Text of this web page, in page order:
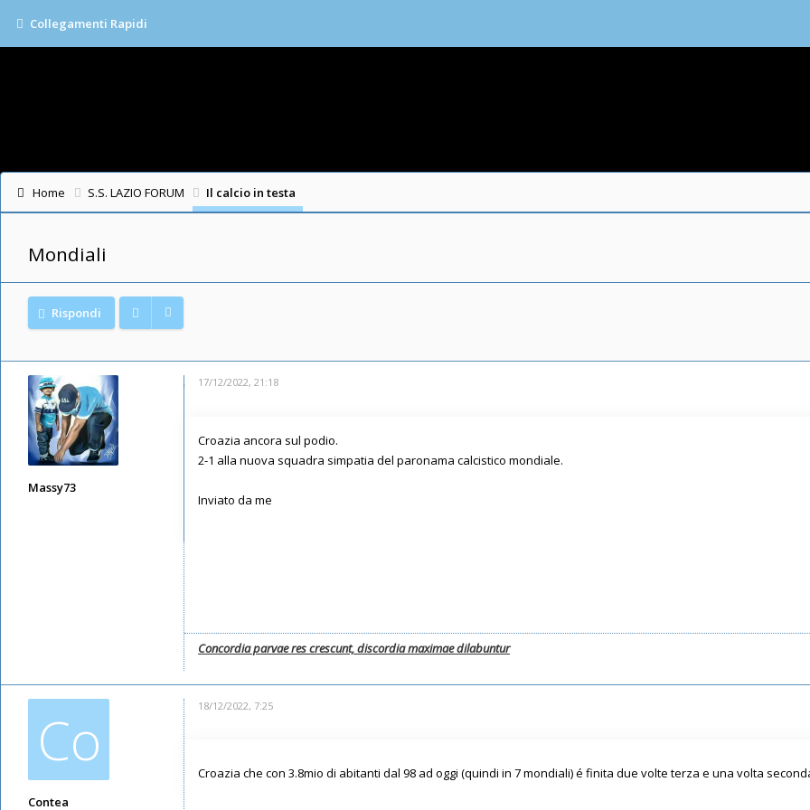
Collegamenti Rapidi
Home S.S. LAZIO FORUM Il calcio in testa
Mondiali
Rispondi
Massy73
17/12/2022, 21:18
Croazia ancora sul podio.
2-1 alla nuova squadra simpatia del paronama calcistico mondiale.
Inviato da me
Concordia parvae res crescunt, discordia maximae dilabuntur
Co
Contea
18/12/2022, 7:25
Croazia che con 3.8mio di abitanti dal 98 ad oggi (quindi in 7 mondiali) é finita due volte terza e una volta